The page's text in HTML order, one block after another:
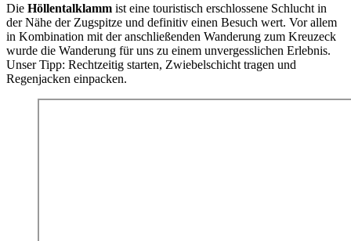
Die Höllentalklamm ist eine touristisch erschlossene Schlucht in
der Nähe der Zugspitze und definitiv einen Besuch wert. Vor allem
in Kombination mit der anschließenden Wanderung zum Kreuzeck
wurde die Wanderung für uns zu einem unvergesslichen Erlebnis.
Unser Tipp: Rechtzeitig starten, Zwiebelschicht tragen und
Regenjacken einpacken.